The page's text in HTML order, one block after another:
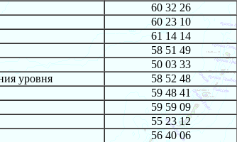
60 32 26
60 23 10
61 14 14
58 51 49
50 03 33
уровня 58 52 48
59 48 41
59 59 09
55 23 12
56 40 06